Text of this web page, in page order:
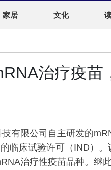
家居 文化
治疗疫
有限公司自主研发的
临床试验许可（IND）
治疗性疫苗品种。继